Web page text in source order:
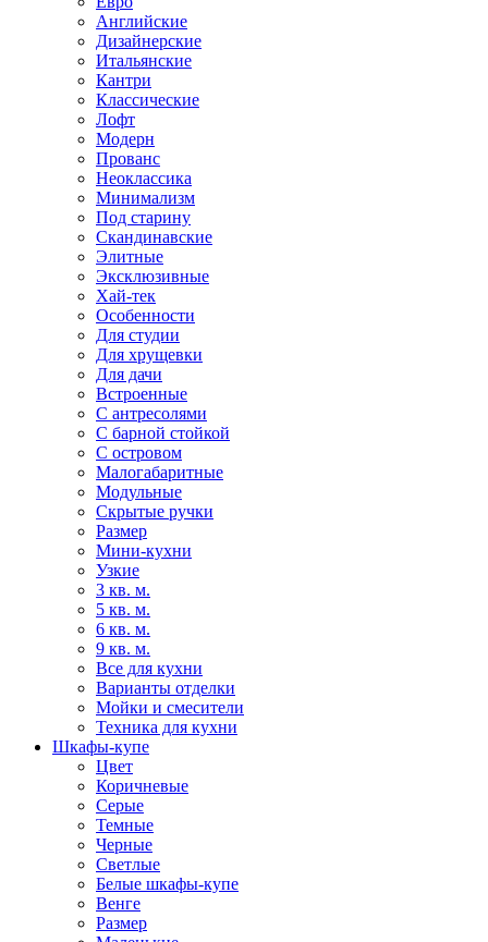
Английские
Дизайнерские
Итальянские
Кантри
Классические
Лофт
Модерн
Прованс
Неоклассика
Минимализм
Под старину
Скандинавские
Элитные
Эксклюзивные
Хай-тек
Особенности
Для студии
Для хрущевки
Для дачи
Встроенные
С антресолями
С барной стойкой
С островом
Малогабаритные
Модульные
Скрытые ручки
Размер
Мини-кухни
Узкие
3 кв. м.
5 кв. м.
6 кв. м.
9 кв. м.
Все для кухни
Варианты отделки
Мойки и смесители
Техника для кухни
Шкафы-купе
Цвет
Коричневые
Серые
Темные
Черные
Светлые
Белые шкафы-купе
Венге
Размер